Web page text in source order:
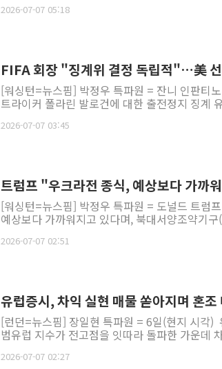
2026-07-07 05:18
FIFA 회장 "징계위 결정 독립적"…美
[워싱턴=뉴스핌] 박정우 특파원 = 잔니 인판티
트라이커 폴라린 발로건에 대한 출전정지 징계
2026-07-07 03:45
트럼프 "우크라전 종식, 예상보다 가까
[워싱턴=뉴스핌] 박정우 특파원 = 도널드 트럼
예상보다 가까워지고 있다며, 북대서양조약기
2026-07-07 02:51
유럽증시, 차익 실현 매물 쏟아지며 혼
[런던=뉴스핌] 장일현 특파원 = 6일(현지 시각)
범유럽 지수가 전고점을 잇따라 돌파한 가운데
2026-07-07 02:27